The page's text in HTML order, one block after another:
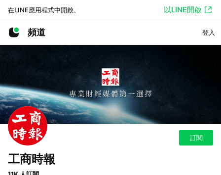
在LINE應用程式中開啟。 以LINE開啟
頻道 登入
訂閱
工商時報